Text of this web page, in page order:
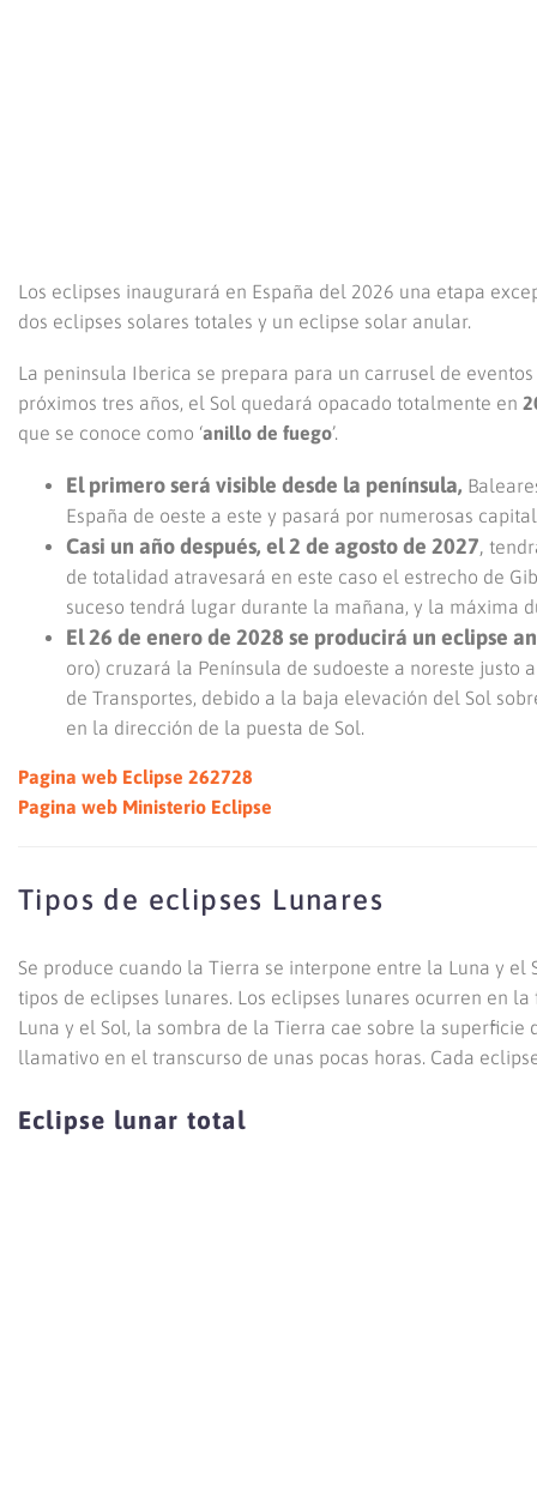
Los eclipses inaugurará en España del 2026 una etapa
dos eclipses solares totales y un eclipse solar anular.
La peninsula Iberica se prepara para un carrusel de
próximos tres años, el Sol quedará opacado totalmente en
que se conoce como ‘anillo de fuego’.
El primero será visible desde la península,
España de oeste a este y pasará por numerosas
Casi un año después, el 2 de agosto de 2027,
de totalidad atravesará en este caso el estrecho de
suceso tendrá lugar durante la mañana, y la máxima
El 26 de enero de 2028 se producirá un eclipse
oro) cruzará la Península de sudoeste a noreste justo
de Transportes, debido a la baja elevación del Sol
en la dirección de la puesta de Sol.
Pagina web Eclipse 262728
Pagina web Ministerio Eclipse
Tipos de eclipses Lunares
Se produce cuando la Tierra se interpone entre la Luna y
tipos de eclipses lunares. Los eclipses lunares ocurren en
Luna y el Sol, la sombra de la Tierra cae sobre la
llamativo en el transcurso de unas pocas horas. Cada
Eclipse lunar total